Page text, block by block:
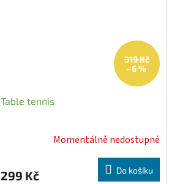
319 Kč
–6 %
Table tennis
Momentálně nedostupné
299 Kč Do košíku